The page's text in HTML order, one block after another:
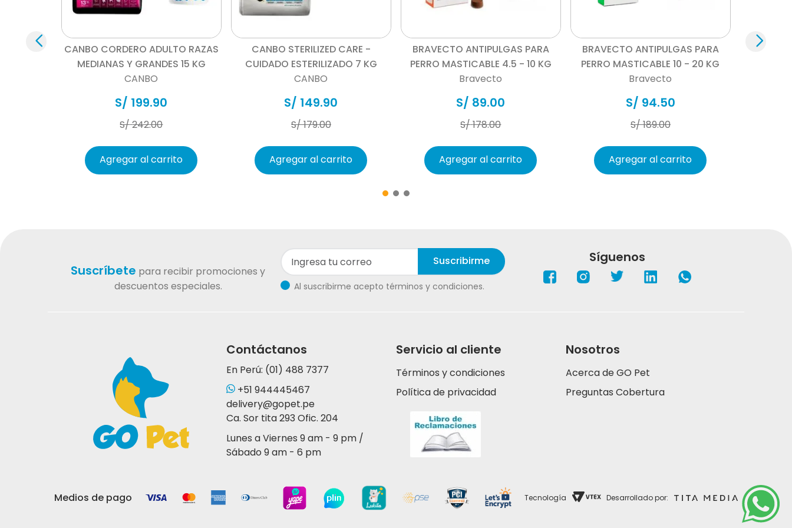
Aceptamos devoluciones por falla de fábrica dentro de los 7 días calendario a la recepción del producto si este está en su estado original y con el
embalaje intacto.
Los productos devueltos deben estar en buen estado, en empaque original y sin signos de uso o desgaste.
Los productos devueltos deben estar limpios y libres de pelo de mascota u otros desechos.
Si el producto devuelto muestra señales de daño debido al mal uso, no se realizará cambio ni devolución.
CANBO CORDERO ADULTO RAZAS
MEDIANAS Y GRANDES 15 KG
CANBO
S/ 199.90
S/242.00
Agregar al carrito
CANBO STERILIZED CARE -
CUIDADO ESTERILIZADO 7 KG
CANBO
S/ 149.90
S/179.00
Agregar al carrito
BRAVECTO ANTIPULGAS PARA
PERRO MASTICABLE 4.5 - 10 KG
Bravecto
S/ 89.00
S/178.00
Agregar al carrito
BRAVECTO ANTIPULGAS PARA
PERRO MASTICABLE 10 - 20 KG
Bravecto
S/ 94.50
S/189.00
Agregar al carrito
Suscríbete para recibir promociones y
descuentos especiales.
Suscribirme
Al suscribirme acepto términos y condiciones.
Síguenos
Contáctanos
En Perú: (01) 488 7377
+51 944445467
delivery@gopet.pe
Ca. Sor tita 293 Ofic. 204
Lunes a Viernes 9 am - 9 pm /
Sábado 9 am - 6 pm
Servicio al cliente
Términos y condiciones
Política de privacidad
Nosotros
Acerca de GO Pet
Preguntas Cobertura
Medios de pago Tecnología Desarrollado por: